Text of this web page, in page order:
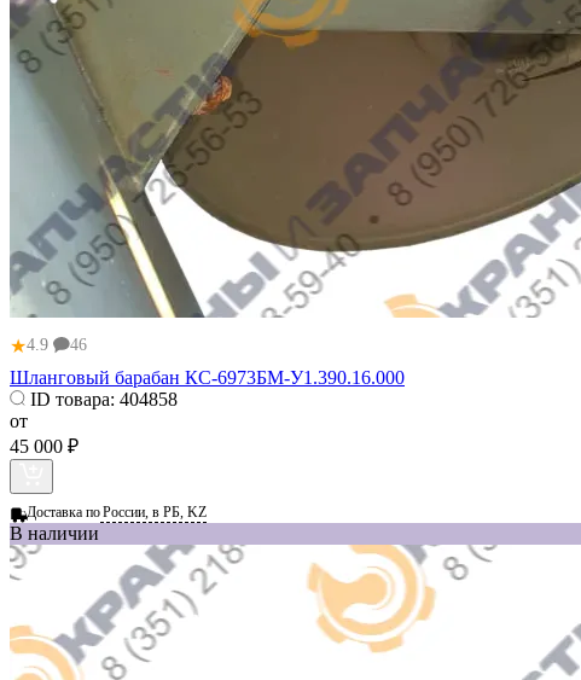
★4.9 46
Шланговый барабан КС-6973БМ-У1.390.16.000
ID товара: 404858
от
45 000 ₽
Доставка поРоссии, в РБ, KZ
В наличии